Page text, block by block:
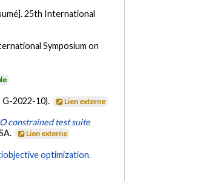
25th International
Symposium on
G-2022-10). Lien externe
constrained test suite
Lien externe
optimization.